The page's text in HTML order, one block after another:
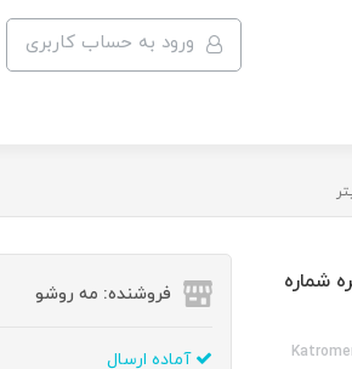
ورود به حساب کاربری
شماره
فروشنده: مه رو‌شو
آماده ارسال